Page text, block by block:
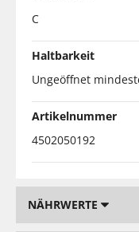
C
Haltbarkeit
Ungeöffnet
Artikelnummer
4502050192
NÄHRWERTE